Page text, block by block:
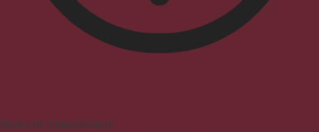
Modus für Sehbehinderte